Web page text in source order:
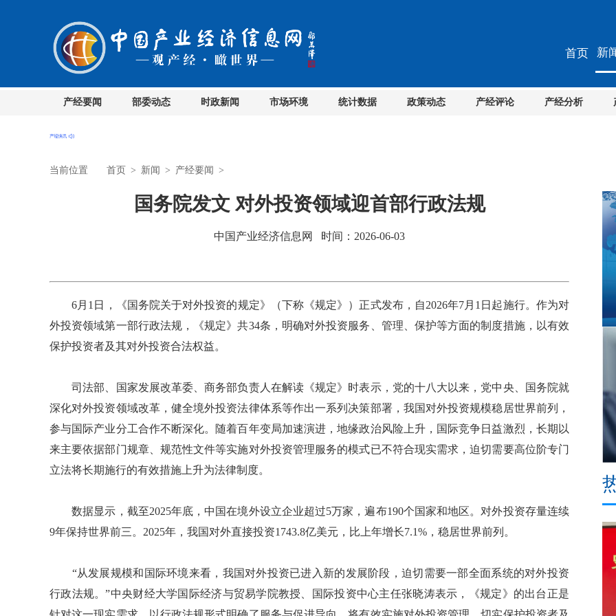
首页 新
产经要闻 部委动态 时政新闻 市场环境 统计数据 政策动态 产经评论 产经分析
当前位置 首页 > 新闻 > 产经要闻 >
国务院发文 对外投资领域迎首部行政法规
中国产业经济信息网 时间：2026-06-03
6月1日，《国务院关于对外投资的规定》（下称《规定》）正式发布，自2026年7月1日起施行。作为对
外投资领域第一部行政法规，《规定》共34条，明确对外投资服务、管理、保护等方面的制度措施，以有效
保护投资者及其对外投资合法权益。
司法部、国家发展改革委、商务部负责人在解读《规定》时表示，党的十八大以来，党中央、国务院就
深化对外投资领域改革，健全境外投资法律体系等作出一系列决策部署，我国对外投资规模稳居世界前列，
参与国际产业分工合作不断深化。随着百年变局加速演进，地缘政治风险上升，国际竞争日益激烈，长期以
来主要依据部门规章、规范性文件等实施对外投资管理服务的模式已不符合现实需求，迫切需要高位阶专门
立法将长期施行的有效措施上升为法律制度。
数据显示，截至2025年底，中国在境外设立企业超过5万家，遍布190个国家和地区。对外投资存量连续
9年保持世界前三。2025年，我国对外直接投资1743.8亿美元，比上年增长7.1%，稳居世界前列。
“从发展规模和国际环境来看，我国对外投资已进入新的发展阶段，迫切需要一部全面系统的对外投资
行政法规。”中央财经大学国际经济与贸易学院教授、国际投资中心主任张晓涛表示，《规定》的出台正是